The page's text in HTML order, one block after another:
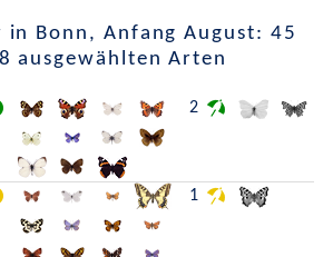
in Bonn, Anfang August: 45
ausgewählten Arten
2
1